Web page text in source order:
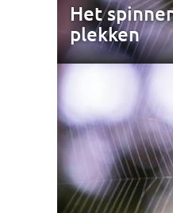
Het
plekken